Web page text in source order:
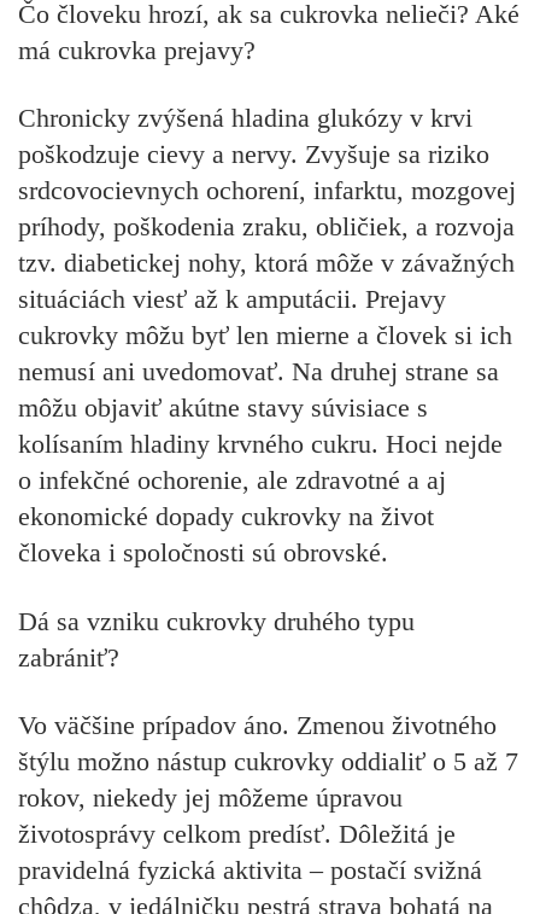
Čo človeku hrozí, ak sa cukrovka nelieči? Aké
má cukrovka prejavy?
Chronicky zvýšená hladina glukózy v krvi
poškodzuje cievy a nervy. Zvyšuje sa riziko
srdcovocievnych ochorení, infarktu, mozgovej
príhody, poškodenia zraku, obličiek, a rozvoja
tzv. diabetickej nohy, ktorá môže v závažných
situáciách viesť až k amputácii. Prejavy
cukrovky môžu byť len mierne a človek si ich
nemusí ani uvedomovať. Na druhej strane sa
môžu objaviť akútne stavy súvisiace s
kolísaním hladiny krvného cukru. Hoci nejde
o infekčné ochorenie, ale zdravotné a aj
ekonomické dopady cukrovky na život
človeka i spoločnosti sú obrovské.
Dá sa vzniku cukrovky druhého typu
zabrániť?
Vo väčšine prípadov áno. Zmenou životného
štýlu možno nástup cukrovky oddialiť o 5 až 7
rokov, niekedy jej môžeme úpravou
životosprávy celkom predísť. Dôležitá je
pravidelná fyzická aktivita – postačí svižná
chôdza, v jedálničku pestrá strava bohatá na